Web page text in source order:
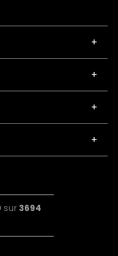
sur 3694